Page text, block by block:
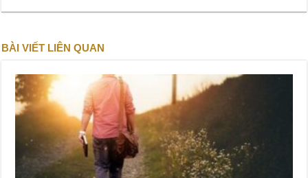
BÀI VIẾT LIÊN QUAN